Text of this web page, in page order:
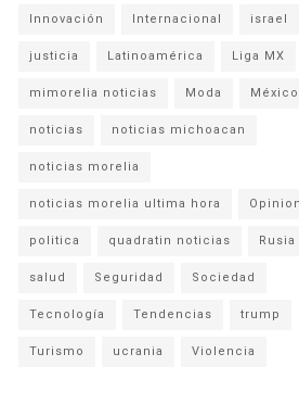
Innovación Internacional israel
justicia Latinoamérica Liga MX
mimorelia noticias Moda México
noticias noticias michoacan
noticias morelia
noticias morelia ultima hora Opinion
politica quadratin noticias Rusia
salud Seguridad Sociedad
Tecnología Tendencias trump
Turismo ucrania Violencia